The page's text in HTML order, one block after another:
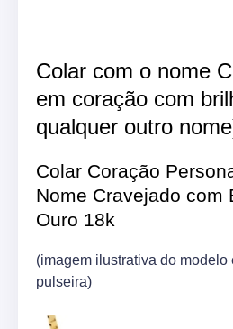
Colar com o nome
em coração com
qualquer outro
Colar Coração
Nome Cravejado com
Ouro 18k
(imagem ilustrativa do modelo
pulseira)